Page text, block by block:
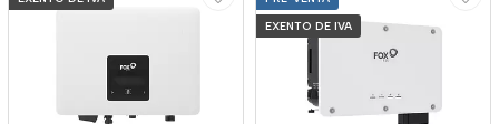
EXENTO DE IVA